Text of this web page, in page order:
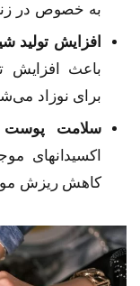
به خصوص در
افزایش تولید
باعث افزایش
برای نوزاد
سلامت
اکسیدانهای
کاهش ریزش